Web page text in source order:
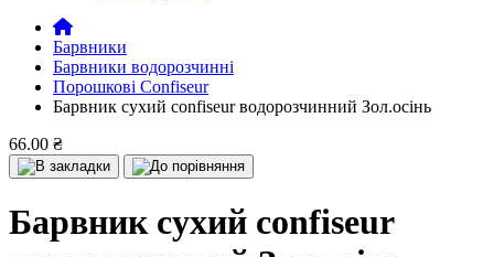
Барвники
Барвники водорозчинні
Порошкові Confiseur
Барвник сухий confiseur водорозчинний Зол.осінь
66.00 ₴
Барвник сухий confiseur